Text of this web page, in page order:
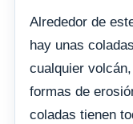
Alrededor de
hay unas
cualquier
formas de
coladas tienen